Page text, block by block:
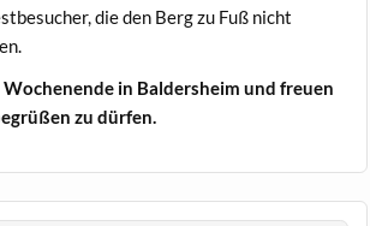
die den Berg zu Fuß nicht
in Baldersheim und freuen
zu dürfen.